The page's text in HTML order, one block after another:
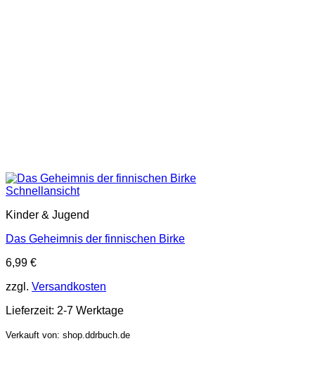
Schnellansicht
Kinder & Jugend
Das Geheimnis der finnischen Birke
6,99 €
zzgl. Versandkosten
Lieferzeit: 2-7 Werktage
Verkauft von: shop.ddrbuch.de